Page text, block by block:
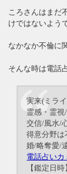
ころさんはまだ
けではないよう
なかなか不倫に
そんな時は電話
実来(ミラ
霊感・霊
交信/風水/
得意分野
婚/略奪愛/
電話占いカ
【鑑定日時